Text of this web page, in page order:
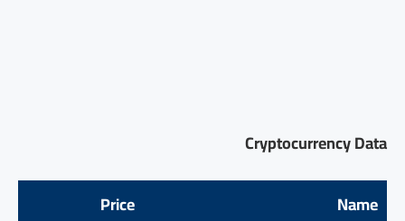
Cryptocurrency Data
Name
Price